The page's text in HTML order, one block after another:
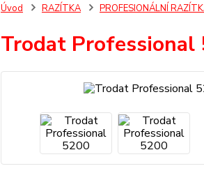
Úvod RAZÍTKA PROFESIONÁLNÍ
Trodat Professional